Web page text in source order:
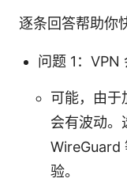
逐条回答帮助你
问题 1：VPN
可能，由于
会有波动。
WireGuard
验。